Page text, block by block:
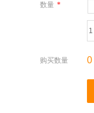
数量 *
购买数量 0